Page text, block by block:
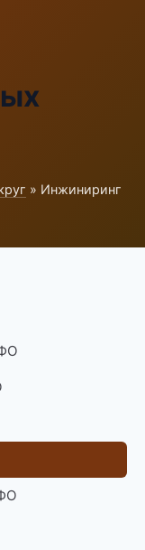
» Инжиниринг